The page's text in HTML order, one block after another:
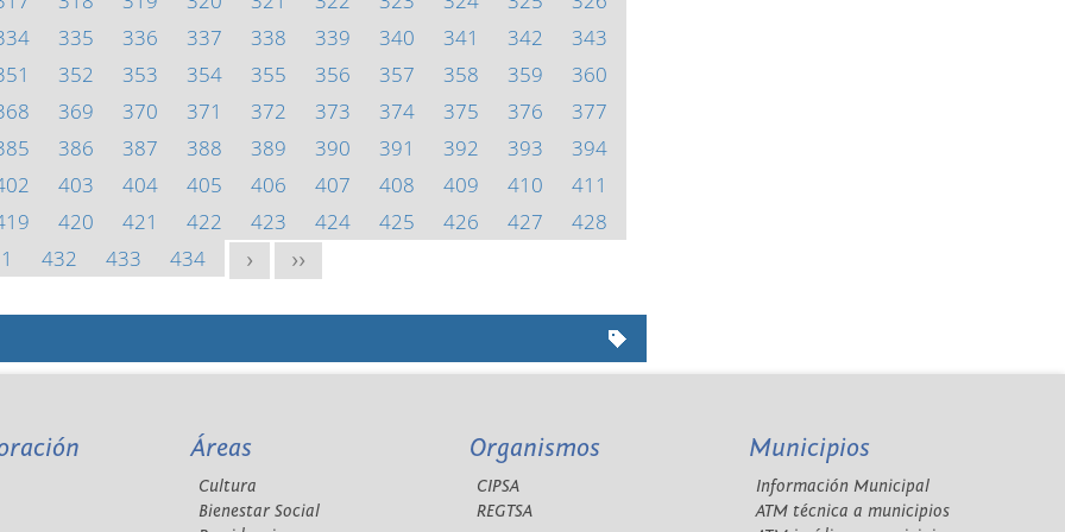
335 336 337 338 339 340 341 342
343
352 353 354 355 356 357 358 359
360
369 370 371 372 373 374 375 376
377
386 387 388 389 390 391 392 393
394
403 404 405 406 407 408 409 410
411
420 421 422 423 424 425 426 427
428
432 433 434 > >>
Áreas
Cultura
Bienestar Social
Organismos
CIPSA
REGTSA
Municipios
Información Municipal
ATM técnica a municipios